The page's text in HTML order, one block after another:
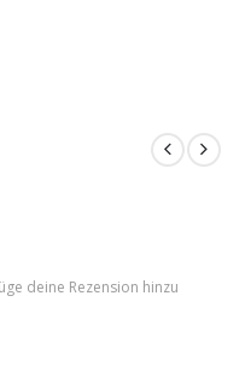
deine Rezension hinzu